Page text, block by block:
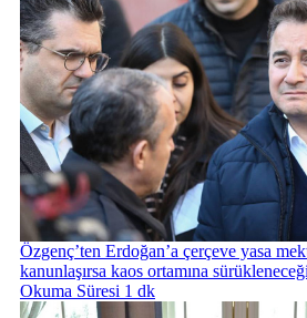
Özgenç’ten Erdoğan’a çerçeve yasa
kanunlaşırsa kaos ortamına
Okuma Süresi 1 dk